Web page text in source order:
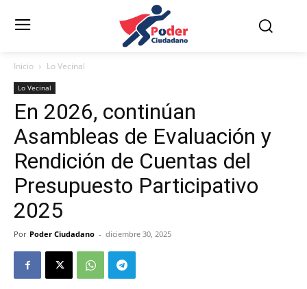
Inicio Lo Vecinal
Lo Vecinal
En 2026, continúan
Asambleas de Evaluación y
Rendición de Cuentas del
Presupuesto Participativo
2025
Por Poder Ciudadano - diciembre 30, 2025